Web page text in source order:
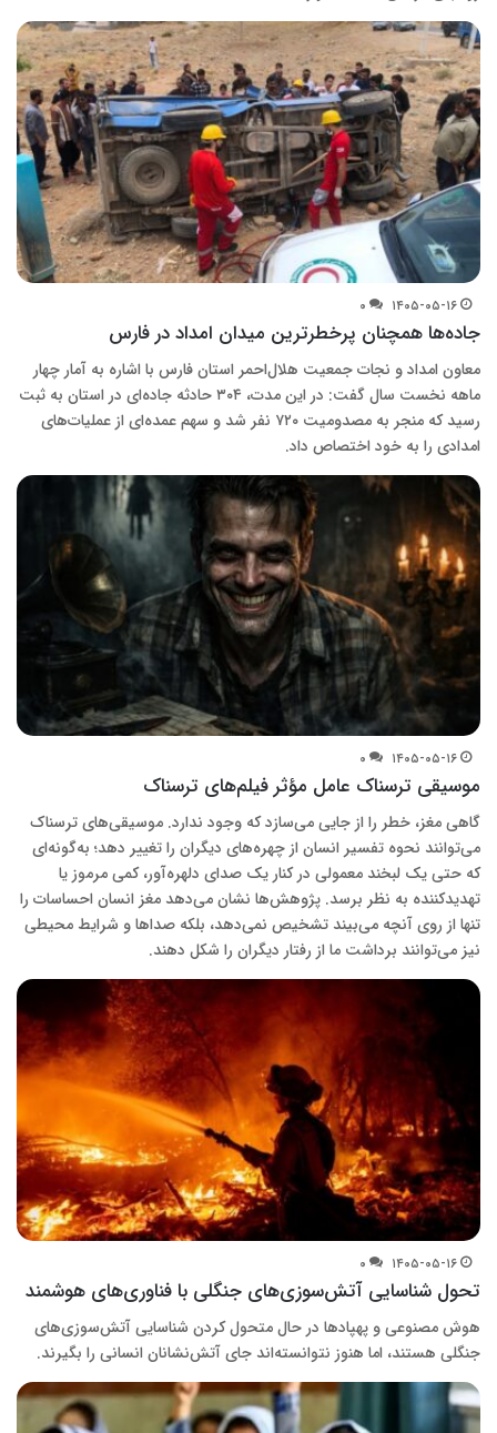
۱۴۰۵-۰۵-۱۶ ۰
جاده‌ها همچنان پرخطرترین میدان امداد در فارس
معاون امداد و نجات جمعیت هلال‌احمر استان فارس با اشاره به آمار چهار
ماهه نخست سال گفت: در این مدت، ۳۰۴ حادثه جاده‌ای در استان به ثبت
رسید که منجر به مصدومیت ۷۲۰ نفر شد و سهم عمده‌ای از عملیات‌های
امدادی را به خود اختصاص داد.
۱۴۰۵-۰۵-۱۶ ۰
موسیقی ترسناک عامل مؤثر فیلم‌های ترسناک
گاهی مغز، خطر را از جایی می‌سازد که وجود ندارد. موسیقی‌های ترسناک
می‌توانند نحوه تفسیر انسان از چهره‌های دیگران را تغییر دهد؛ به‌گونه‌ای
که حتی یک لبخند معمولی در کنار یک صدای دلهره‌آور، کمی مرموز یا
تهدیدکننده به نظر برسد. پژوهش‎‌ها نشان می‌دهد مغز انسان احساسات را
تنها از روی آنچه می‌بیند تشخیص نمی‌دهد، بلکه صدا‌ها و شرایط محیطی
نیز می‌توانند برداشت ما از رفتار دیگران را شکل دهند.
۱۴۰۵-۰۵-۱۶ ۰
تحول شناسایی آتش‌سوزی‌های جنگلی با فناوری‌های هوشمند
هوش مصنوعی و پهپادها در حال متحول کردن شناسایی آتش‌سوزی‌های
جنگلی هستند، اما هنوز نتوانسته‌اند جای آتش‌نشانان انسانی را بگیرند.